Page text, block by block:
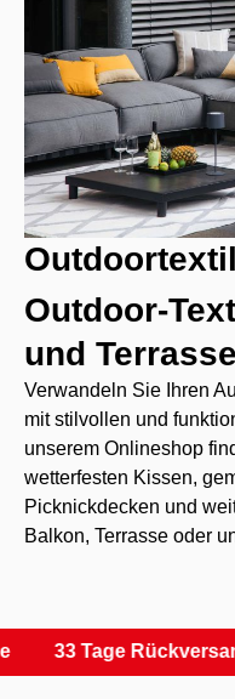
Outdoor-
und Terrasse
Verwandeln Sie Ihren
mit stilvollen und
unserem Onlineshop
wetterfesten Kissen,
Picknickdecken und
Balkon, Terrasse oder
33 Tage Rückversand